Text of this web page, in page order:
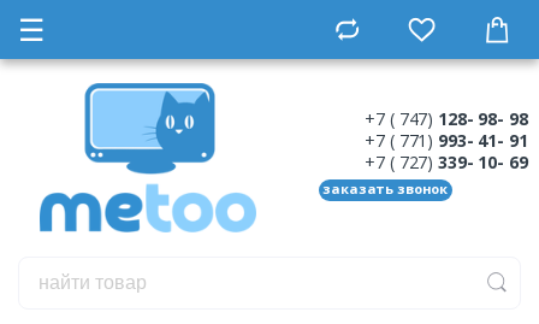
☰
+7 ( 747) 128- 98- 98
+7 ( 771) 993- 41- 91
+7 ( 727) 339- 10- 69
заказать звонок